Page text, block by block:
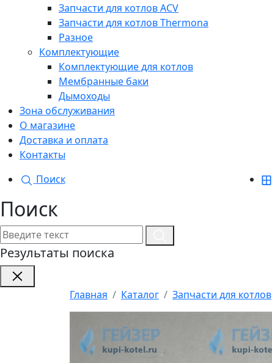
Запчасти для котлов ACV
Запчасти для котлов Thermona
Разное
Комплектующие
Комплектующие для котлов
Мембранные баки
Дымоходы
Зона обслуживания
О магазине
Доставка и оплата
Контакты
Поиск
Поиск
Результаты поиска
Главная Каталог Запчасти для котлов